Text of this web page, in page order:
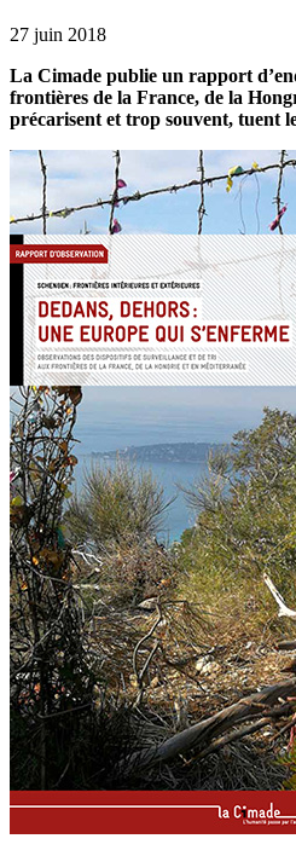
27 juin 2018
La Cimade publie un rapport
frontières de la France, de la
précarisent et trop souvent, tuent